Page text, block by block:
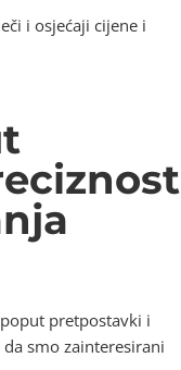
i osjećaji cijene i
pretpostavki i
smo zainteresirani